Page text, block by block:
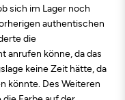
sich im Lager noch
authentischen
die
anrufen könne, da das
keine Zeit hätte, da
könnte. Des Weiteren